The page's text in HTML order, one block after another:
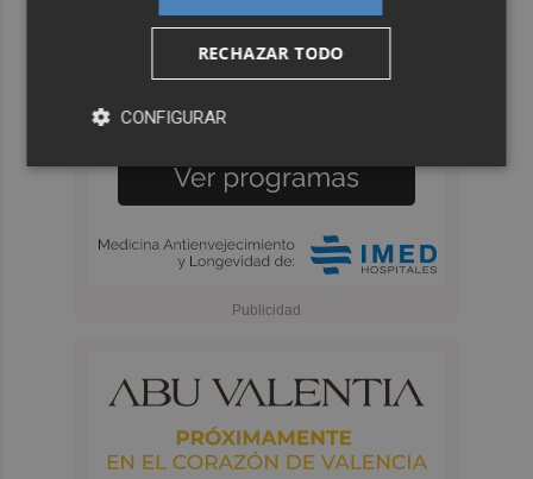
RECHAZAR TODO
CONFIGURAR